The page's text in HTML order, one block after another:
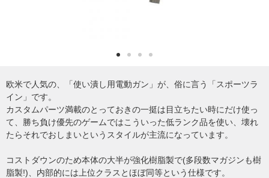
欧米で人気の、「使い潰し用電動ガン」が、俗に言う「スポーツラ
イン」です。
カスタムパーツ満載のとっておきの一挺は目立ちたい時にだけ使っ
て、勝ち負け優先のゲームではこういった低ランク品を使い、壊れ
たらそれでおしまいというスタイルが主流になっています。
コストダウンのため本体の大半が強化樹脂製で(多段数マガジンも樹
脂製!)、内部的には上位クラスとほぼ同等という仕様です。